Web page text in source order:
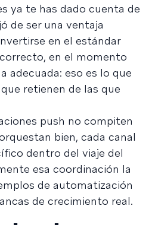
ya te has dado cuenta de
de ser una ventaja
en el estándar
en el momento
adecuada: eso es lo que
retienen de las que
push no compiten
bien, cada canal
dentro del viaje del
esa coordinación la
de automatización
de crecimiento real.